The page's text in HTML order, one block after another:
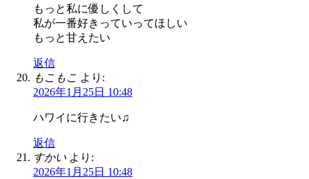
もっと私に優しくして
私が一番好きっていってほしい
もっと甘えたい
返信
もこもこ より:
2026年1月25日 10:48
ハワイに行きたい♫
返信
すかい より:
2026年1月25日 10:48